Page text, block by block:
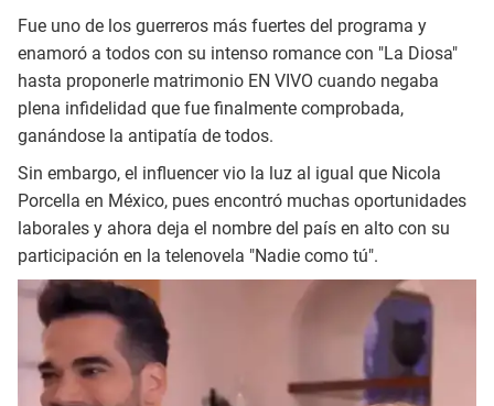
Fue uno de los guerreros más fuertes del programa y
enamoró a todos con su intenso romance con "La Diosa"
hasta proponerle matrimonio EN VIVO cuando negaba
plena infidelidad que fue finalmente comprobada,
ganándose la antipatía de todos.
Sin embargo, el influencer vio la luz al igual que Nicola
Porcella en México, pues encontró muchas oportunidades
laborales y ahora deja el nombre del país en alto con su
participación en la telenovela "Nadie como tú".